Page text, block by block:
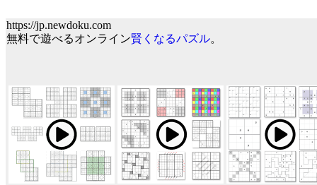
https://jp.newdoku.com
無料で遊べるオンライン賢くなるパズル。